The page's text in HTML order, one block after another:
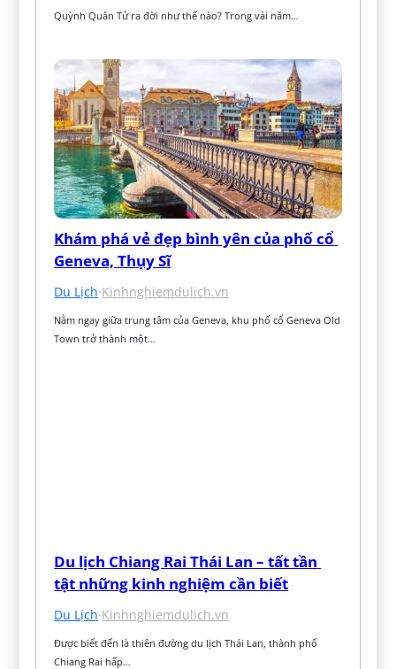
Quỳnh Quân Tử ra đời như thế nào? Trong vài năm…
Khám phá vẻ đẹp bình yên của phố cổ
Geneva, Thụy Sĩ
Du Lịch·Kinhnghiemdulich.vn
Nằm ngay giữa trung tâm của Geneva, khu phố cổ Geneva Old
Town trở thành một…
Du lịch Chiang Rai Thái Lan – tất tần
tật những kinh nghiệm cần biết
Du Lịch·Kinhnghiemdulich.vn
Được biết đến là thiên đường du lịch Thái Lan, thành phố
Chiang Rai hấp…